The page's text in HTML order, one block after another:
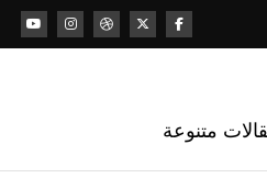
متنوعة